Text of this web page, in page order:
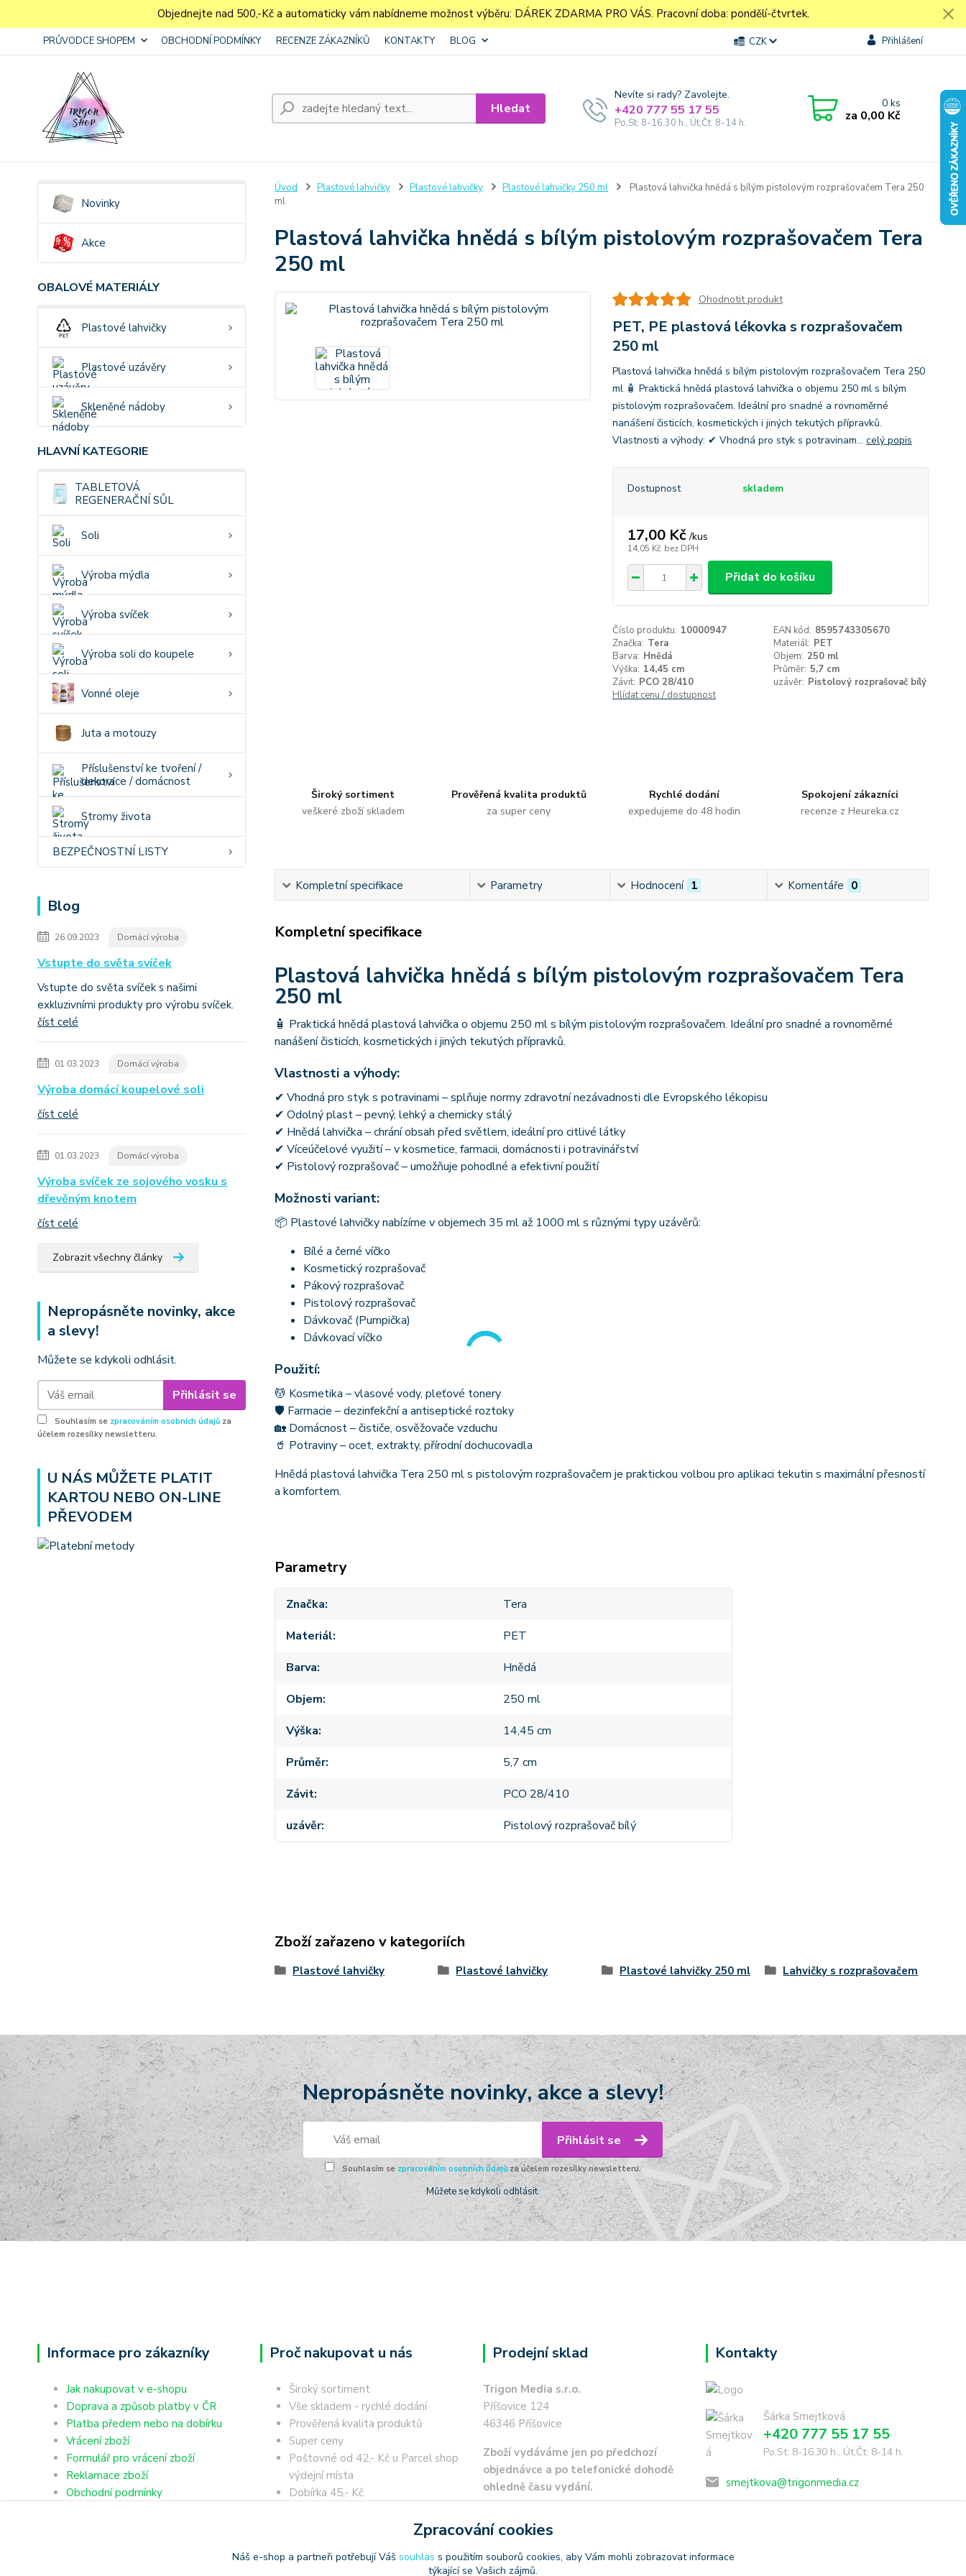
Objednejte nad 500,-Kč a automaticky vám nabídneme možnost výběru: DÁREK ZDARMA PRO VÁS. Pracovní doba: pondělí-čtvrtek.
PRŮVODCE SHOPEM OBCHODNÍ PODMÍNKY RECENZE ZÁKAZNÍKŮ KONTAKTY BLOG CZK Přihlášení
Hledat
Nevíte si rady? Zavolejte.
+420 777 55 17 55
Po,St: 8-16.30 h., Út,Čt: 8-14 h.
0ks
za 0,00 Kč
Novinky
Akce
OBALOVÉ MATERIÁLY
Plastové lahvičky
Plastové uzávěry
Skleněné nádoby
HLAVNÍ KATEGORIE
TABLETOVÁ
REGENERAČNÍ SŮL
Soli
Výroba mýdla
Výroba svíček
Výroba soli do koupele
Vonné oleje
Juta a motouzy
Příslušenství ke tvoření /
dekorace / domácnost
Stromy života
BEZPEČNOSTNÍ LISTY
Blog
26.09.2023 Domácí výroba
Vstupte do světa svíček
Vstupte do světa svíček s našimi
exkluzivními produkty pro výrobu svíček.
číst celé
01.03.2023 Domácí výroba
Výroba domácí koupelové soli
číst celé
01.03.2023 Domácí výroba
Výroba svíček ze sojového vosku s
dřevěným knotem
číst celé
Zobrazit všechny články
Nepropásněte novinky, akce
a slevy!
Můžete se kdykoli odhlásit.
Přihlásit se
Souhlasím se zpracováním osobních údajů za
účelem rozesílky newsletteru.
U NÁS MŮŽETE PLATIT
KARTOU NEBO ON-LINE
PŘEVODEM
Úvod Plastové lahvičky Plastové lahvičky Plastové lahvičky 250 ml
Plastová lahvička hnědá s bílým pistolovým rozprašovačem Tera 250
ml
Plastová lahvička hnědá s bílým pistolovým rozprašovačem Tera
250 ml
Ohodnotit produkt
PET, PE plastová lékovka s rozprašovačem
250 ml
Plastová lahvička hnědá s bílým pistolovým rozprašovačem Tera 250
ml 🧴 Praktická hnědá plastová lahvička o objemu 250 ml s bílým
pistolovým rozprašovačem. Ideální pro snadné a rovnoměrné
nanášení čisticích, kosmetických i jiných tekutých přípravků.
Vlastnosti a výhody: ✔ Vhodná pro styk s potravinam... celý popis
Dostupnost skladem
17,00 Kč /kus
14,05 Kč bez DPH
Přidat do košíku
Číslo produktu: 10000947 EAN kód: 8595743305670
Značka: Tera Materiál: PET
Barva: Hnědá Objem: 250 ml
Výška: 14,45 cm Průměr: 5,7 cm
Závit: PCO 28/410 uzávěr: Pistolový rozprašovač bílý
Hlídat cenu / dostupnost
Široký sortiment
veškeré zboží skladem
Prověřená kvalita produktů
za super ceny
Rychlé dodání
expedujeme do 48 hodin
Spokojení zákazníci
recenze z Heureka.cz
Kompletní specifikace Parametry Hodnocení 1 Komentáře 0
Kompletní specifikace
Plastová lahvička hnědá s bílým pistolovým rozprašovačem Tera
250 ml
🧴 Praktická hnědá plastová lahvička o objemu 250 ml s bílým pistolovým rozprašovačem. Ideální pro snadné a rovnoměrné
nanášení čisticích, kosmetických i jiných tekutých přípravků.
Vlastnosti a výhody:
✔ Vhodná pro styk s potravinami – splňuje normy zdravotní nezávadnosti dle Evropského lékopisu
✔ Odolný plast – pevný, lehký a chemicky stálý
✔ Hnědá lahvička – chrání obsah před světlem, ideální pro citlivé látky
✔ Víceúčelové využití – v kosmetice, farmacii, domácnosti i potravinářství
✔ Pistolový rozprašovač – umožňuje pohodlné a efektivní použití
Možnosti variant:
📦 Plastové lahvičky nabízíme v objemech 35 ml až 1000 ml s různými typy uzávěrů:
Bílé a černé víčko
Kosmetický rozprašovač
Pákový rozprašovač
Pistolový rozprašovač
Dávkovač (Pumpička)
Dávkovací víčko
Použití:
💆 Kosmetika – vlasové vody, pleťové tonery
🛡 Farmacie – dezinfekční a antiseptické roztoky
🏡 Domácnost – čističe, osvěžovače vzduchu
🥤 Potraviny – ocet, extrakty, přírodní dochucovadla
Hnědá plastová lahvička Tera 250 ml s pistolovým rozprašovačem je praktickou volbou pro aplikaci tekutin s maximální přesností
a komfortem.
Parametry
Značka
Tera
Materiál
PET
Barva
Hnědá
Objem
250 ml
Výška
14,45 cm
Průměr
5,7 cm
Závit
PCO 28/410
uzávěr
Pistolový rozprašovač bílý
Zboží zařazeno v kategoriích
Plastové lahvičky Plastové lahvičky Plastové lahvičky 250 ml Lahvičky s rozprašovačem
Nepropásněte novinky, akce a slevy!
Přihlásit se
Souhlasím se zpracováním osobních údajůza účelem rozesílky newsletteru.
Můžete se kdykoli odhlásit.
Informace pro zákazníky
Jak nakupovat v e-shopu
Doprava a způsob platby v ČR
Platba předem nebo na dobírku
Vrácení zboží
Formulář pro vrácení zboží
Reklamace zboží
Obchodní podmínky
Proč nakupovat u nás
Široký sortiment
Vše skladem - rychlé dodání
Prověřená kvalita produktů
Super ceny
Poštovné od 42,- Kč u Parcel shop
výdejní místa
Dobírka 45,- Kč
Prodejní sklad
Trigon Media s.r.o.
Příšovice 124
46346 Příšovice
Zboží vydáváme jen po předchozí
objednávce a po telefonické dohodě
ohledně času vydání.
Kontakty
Šárka Smejtková
+420 777 55 17 55
Po,St: 8-16.30 h., Út,Čt: 8-14 h.
smejtkova@trigonmedia.cz
Zpracování cookies
Náš e-shop a partneři potřebují Váš souhlas s použitím souborů cookies, aby Vám mohli zobrazovat informace
týkající se Vašich zájmů.